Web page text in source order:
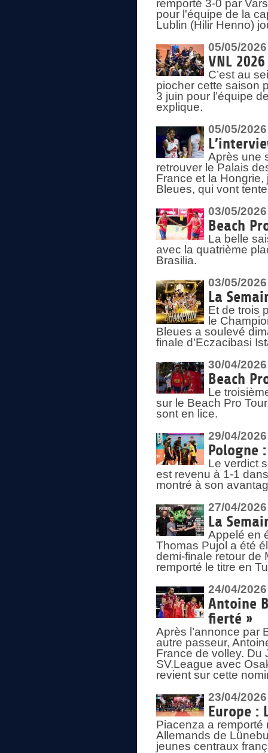
remporté 3-0 par
pour l'équipe de la
Lublin (Hilir Henno)
05/05/2026
VNL
C’est au
piocher cette saison
3 juin pour l’équipe
explique.
05/05/2026
Après une
retrouver le Palais
France et la Hongrie,
Bleues, qui vont
03/05/2026
Beach
La belle
avec la quatrième
Brasilia.
03/05/2026
La
Et de trois
le
Bleues a soulevé
finale d'Eczacibasi
30/04/2026
Beach
Le
sur le Beach Pro
sont en lice.
29/04/2026
Pologne
Le verdict
est revenu à 1-1
montré à son
27/04/2026
La
Appelé en
Thomas Pujol a été
demi-finale retour de
remporté le titre en
24/04/2026
Antoine
fierté »
Après l’annonce par
autre passeur,
France de volley. Du
SV.League avec
revient sur cette
23/04/2026
Europe :
Piacenza a remporté
Allemands de
jeunes centraux